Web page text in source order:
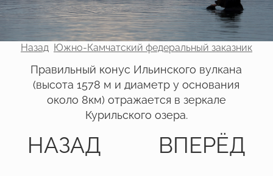
Назад Южно-Камчатский федеральный заказник
НАЗАД
Правильный конус Ильинского вулкана
(высота 1578 м и диаметр у основания
около 8км) отражается в зеркале
Курильского озера.
ВПЕРЁД